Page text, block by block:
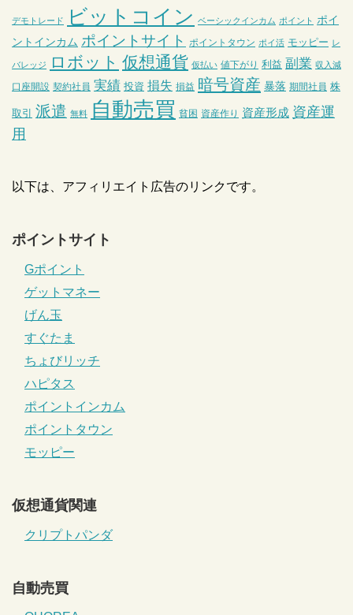
デモトレード ビットコイン ベーシックインカム ポイント ポイ
ントインカム ポイントサイト ポイントタウン ポイ活 モッピー レ
バレッジ ロボット 仮想通貨 仮払い 値下がり 利益 副業 収入減
口座開設 契約社員 実績 投資 損失 損益 暗号資産 暴落 期間社員 株
取引 派遣 無料 自動売買 貧困 資産作り 資産形成 資産運
用
以下は、アフィリエイト広告のリンクです。
ポイントサイト
Gポイント
ゲットマネー
げん玉
すぐたま
ちょびリッチ
ハピタス
ポイントインカム
ポイントタウン
モッピー
仮想通貨関連
クリプトパンダ
自動売買